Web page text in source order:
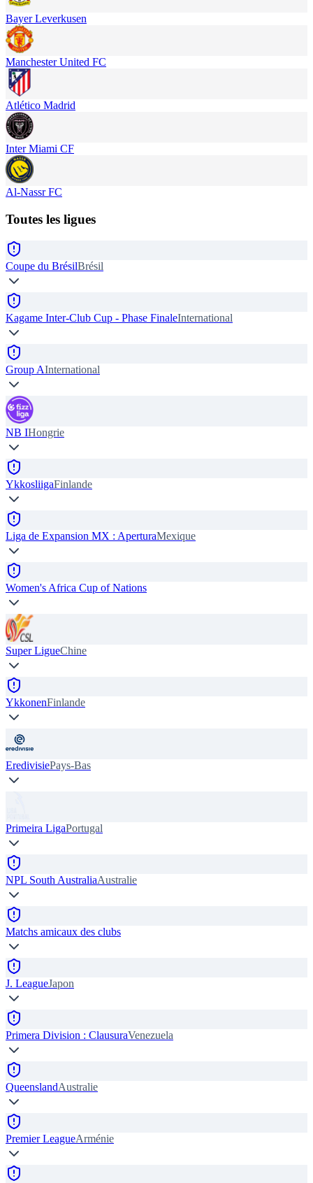
Bayer Leverkusen
Manchester United FC
Atlético Madrid
Inter Miami CF
Al-Nassr FC
Toutes les ligues
Coupe du BrésilBrésil
Kagame Inter-Club Cup - Phase FinaleInternational
Group AInternational
NB IHongrie
YkkosliigaFinlande
Liga de Expansion MX : AperturaMexique
Women's Africa Cup of Nations
Super LigueChine
YkkonenFinlande
EredivisiePays-Bas
Primeira LigaPortugal
NPL South AustraliaAustralie
Matchs amicaux des clubs
J. LeagueJapon
Primera Division : ClausuraVenezuela
QueenslandAustralie
Premier LeagueArménie